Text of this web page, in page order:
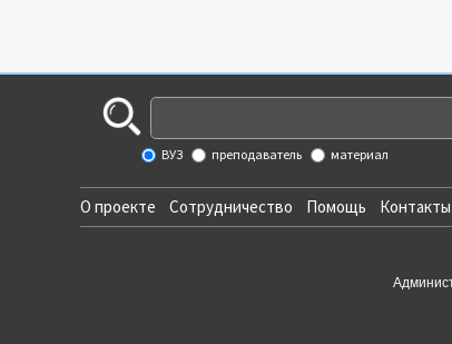
ВУЗ преподаватель материал
О проекте Сотрудничество Помощь Контакты